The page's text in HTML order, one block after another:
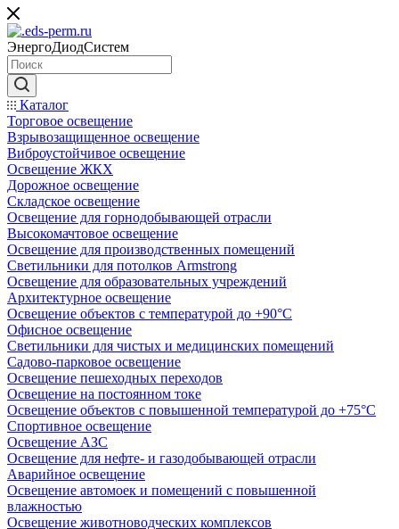
ЭнергоДиодСистем
Каталог
Торговое освещение
Взрывозащищенное освещение
Виброустойчивое освещение
Освещение ЖКХ
Дорожное освещение
Складское освещение
Освещение для горнодобывающей отрасли
Высокомачтовое освещение
Освещение для производственных помещений
Светильники для потолков Armstrong
Освещение для образовательных учреждений
Архитектурное освещение
Освещение объектов с температурой до +90°С
Офисное освещение
Светильники для чистых и медицинских помещений
Садово-парковое освещение
Освещение пешеходных переходов
Освещение на постоянном токе
Освещение объектов с повышенной температурой до +75°C
Спортивное освещение
Освещение АЗС
Освещение для нефте- и газодобывающей отрасли
Аварийное освещение
Освещение автомоек и помещений с повышенной
влажностью
Освещение животноводческих комплексов